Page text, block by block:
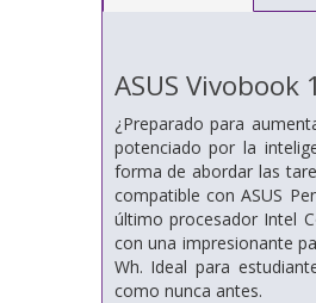
ASUS Vivobook
¿Preparado para
potenciado por la
forma de abordar las
compatible con ASUS
último procesador Intel
con una impresionante
Wh. Ideal para
como nunca antes.